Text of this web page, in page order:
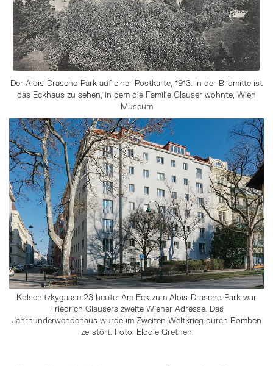
Der Alois-Drasche-Park auf einer Postkarte, 1913. In der Bildmitte ist
das Eckhaus zu sehen, in dem die Familie Glauser wohnte, Wien
Museum
Kolschitzkygasse 23 heute: Am Eck zum Alois-Drasche-Park war
Friedrich Glausers zweite Wiener Adresse. Das
Jahrhunderwendehaus wurde im Zweiten Weltkrieg durch Bomben
zerstört. Foto: Elodie Grethen